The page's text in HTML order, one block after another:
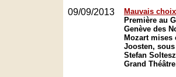
09/09/2013
Mauvais choix
Première au
Genève des
Mozart mises
Joosten,
Stefan
Grand